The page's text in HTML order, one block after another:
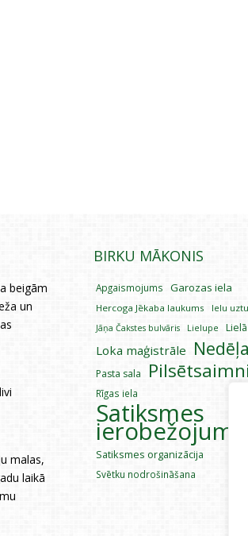
beigām
un
malas,
laikā
BIRKU MĀKONIS
Apgaismojums Garozas iela
Hercoga Jēkaba laukums Ielu
Jāņa Čakstes bulvāris Lielupe
Loka maģistrāle Nedēļa
Pasta sala
Rīgas iela
Satiksmes
ierobežojumi
Satiksmes organizācija
Svētku nodrošināšana